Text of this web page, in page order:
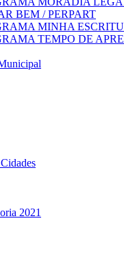
BEM / PERPART
MINHA
TEMPO DE
2021